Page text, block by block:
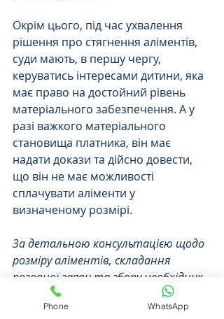
Окрім цього, під час ухвалення
рішення про стягнення аліментів,
суди мають, в першу чергу,
керуватись інтересами дитини, яка
має право на достойний рівень
матеріального забезпечення. А у
разі важкого матеріального
становища платника, він має
надати докази та дійсно довести,
що він не має можливості
сплачувати аліменти у
визначеному розмірі.
За детальною консультацією щодо
розміру аліментів, складання
позовної заяви та збору необхідних
документів, Ви можете звернутись
до Подільського юридичного
Phone WhatsApp